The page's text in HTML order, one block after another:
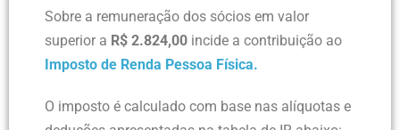
Sobre a remuneração dos sócios em valor
superior a R$ 2.824,00 incide a contribuição ao
Imposto de Renda Pessoa Física.
O imposto é calculado com base nas alíquotas e